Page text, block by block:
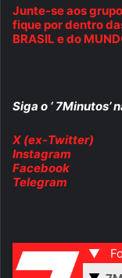
Junte-se aos
fique por dentro
BRASIL e do
Siga o ‘ 7Minutos’
X (ex-Twitter)
Instagram
Facebook
Telegram
▼